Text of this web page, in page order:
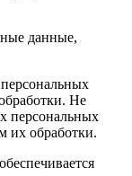
данные,
Не
персональных
их обработки.